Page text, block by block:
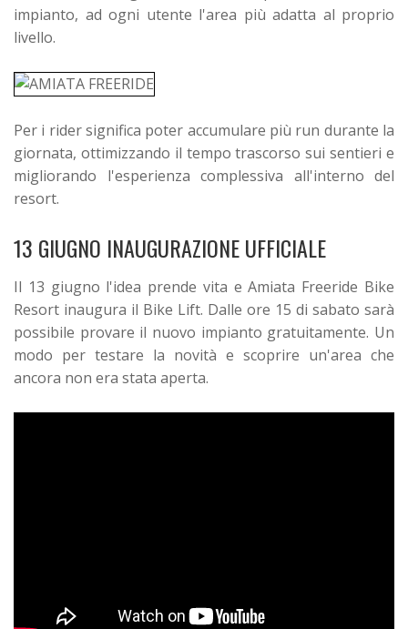
impianto, ad ogni utente l'area più adatta al proprio
livello.
Per i rider significa poter accumulare più run durante la
giornata, ottimizzando il tempo trascorso sui sentieri e
migliorando l'esperienza complessiva all'interno del
resort.
13 GIUGNO INAUGURAZIONE UFFICIALE
Il 13 giugno l'idea prende vita e Amiata Freeride Bike
Resort inaugura il Bike Lift. Dalle ore 15 di sabato sarà
possibile provare il nuovo impianto gratuitamente. Un
modo per testare la novità e scoprire un'area che
ancora non era stata aperta.